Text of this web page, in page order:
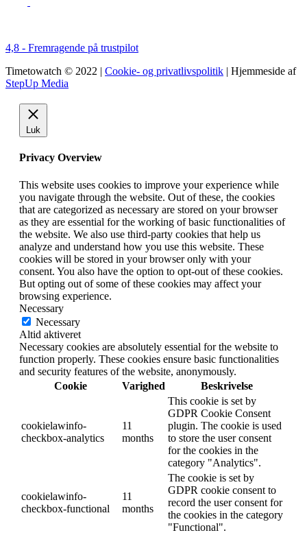
4,8 - Fremragende på trustpilot
Timetowatch © 2022 | Cookie- og privatlivspolitik | Hjemmeside af
StepUp Media
Luk
Privacy Overview
This website uses cookies to improve your experience while
you navigate through the website. Out of these, the cookies
that are categorized as necessary are stored on your browser
as they are essential for the working of basic functionalities of
the website. We also use third-party cookies that help us
analyze and understand how you use this website. These
cookies will be stored in your browser only with your
consent. You also have the option to opt-out of these cookies.
But opting out of some of these cookies may affect your
browsing experience.
Necessary
Necessary
Altid aktiveret
Necessary cookies are absolutely essential for the website to
function properly. These cookies ensure basic functionalities
and security features of the website, anonymously.
Cookie
Varighed Beskrivelse
cookielawinfo-
checkbox-analytics
11
months
This cookie is set by
GDPR Cookie Consent
plugin. The cookie is used
to store the user consent
for the cookies in the
category "Analytics".
cookielawinfo-
checkbox-functional
11
months
The cookie is set by
GDPR cookie consent to
record the user consent for
the cookies in the category
"Functional".